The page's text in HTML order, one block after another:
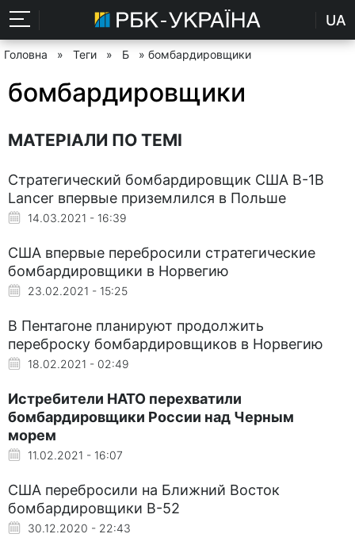
UA
Головна » Теги » Б » бомбардировщики
бомбардировщики
МАТЕРІАЛИ ПО ТЕМІ
Стратегический бомбардировщик США B-1B
Lancer впервые приземлился в Польше
14.03.2021 - 16:39
США впервые перебросили стратегические
бомбардировщики в Норвегию
23.02.2021 - 15:25
В Пентагоне планируют продолжить
переброску бомбардировщиков в Норвегию
18.02.2021 - 02:49
Истребители НАТО перехватили
бомбардировщики России над Черным
морем
11.02.2021 - 16:07
США перебросили на Ближний Восток
бомбардировщики B-52
30.12.2020 - 22:43